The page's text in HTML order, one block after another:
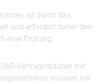
ist durch das
und erfordert daher den
eine Prüfung.
Vertragsstaaten mit
müssen vor